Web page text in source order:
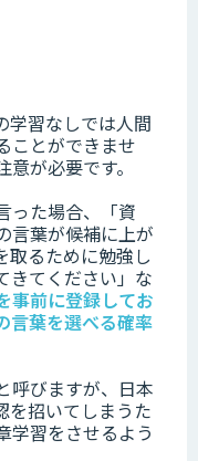
学習なしでは人間
ことができませ
が必要です。
った場合、「資
言葉が候補に上が
取るために勉強し
きてください」な
事前に登録してお
言葉を選べる確率
呼びますが、日本
を招いてしまうた
学習をさせるよう